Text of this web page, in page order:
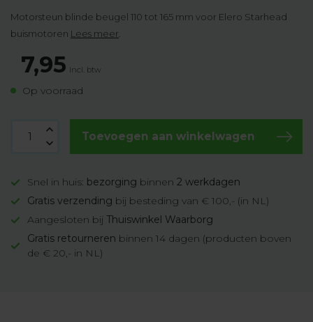
Motorsteun blinde beugel 110 tot 165 mm voor Elero Starhead
buismotoren Lees meer
7,95 Incl. btw
Op voorraad
Toevoegen aan winkelwagen
Snel in huis: bezorging binnen 2 werkdagen
Gratis verzending bij besteding van € 100,- (in NL)
Aangesloten bij Thuiswinkel Waarborg
Gratis retourneren binnen 14 dagen (producten boven
de € 20,- in NL)